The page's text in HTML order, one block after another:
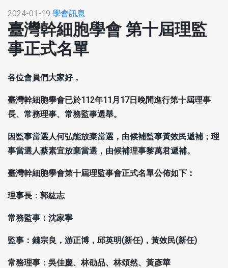
2024-01-19 學會訊息
臺灣幹細胞學會 第十屆理監
事正式名單
各位會員們大家好，
臺灣幹細胞學會已於112年11月17日晚間進行第十屆理事
長、常務理事、常務監事選舉。
因監事當選人何弘能放棄當選，由候補監事黃效民遞補；理
事當選人蔡素宜放棄當選，由候補理事黎萬君遞補。
臺灣幹細胞學會第十屆理監事會正式名單公佈如下：
理事長：郭紘志
常務監事：沈家寧
監事：錢宗良，游正博，邱英明(新任)，黃效民(新任)
常務理事：吳佳慶、林劭品、林頌然、黃彥華